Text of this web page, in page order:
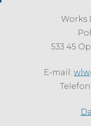
Works
533 45
E-mail: